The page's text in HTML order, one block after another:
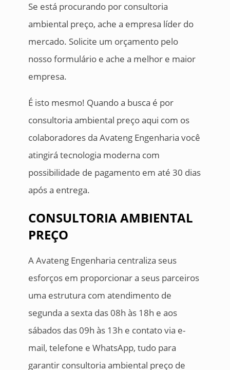
Se está procurando por consultoria
ambiental preço, ache a empresa líder do
mercado. Solicite um orçamento pelo
nosso formulário e ache a melhor e maior
empresa.
É isto mesmo! Quando a busca é por
consultoria ambiental preço aqui com os
colaboradores da Avateng Engenharia você
atingirá tecnologia moderna com
possibilidade de pagamento em até 30 dias
após a entrega.
CONSULTORIA AMBIENTAL
PREÇO
A Avateng Engenharia centraliza seus
esforços em proporcionar a seus parceiros
uma estrutura com atendimento de
segunda a sexta das 08h às 18h e aos
sábados das 09h às 13h e contato via e-
mail, telefone e WhatsApp, tudo para
garantir consultoria ambiental preço de